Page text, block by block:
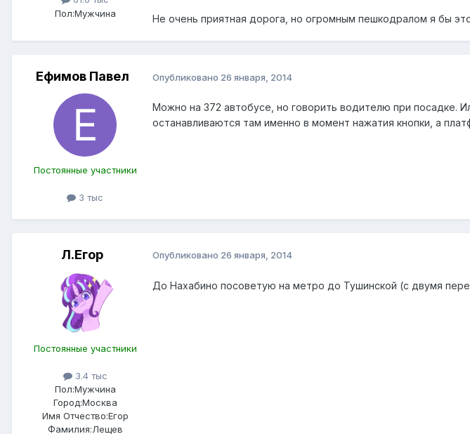
Пол:Мужчина Не очень приятная дорога, но огромным пешкодралом я бы
Ефимов Павел
Постоянные участники
3 тыс
Опубликовано 26 января, 2014
Можно на 372 автобусе, но говорить водителю при посадке.
останавливаются там именно в момент нажатия кнопки, а
Л.Егор
Постоянные участники
3.4 тыс
Пол:Мужчина
Город:Москва
Имя Отчество:Егор
Фамилия:Лещев
Опубликовано 26 января, 2014
До Нахабино посоветую на метро до Тушинской (с двумя